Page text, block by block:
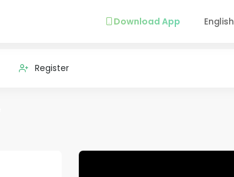
Download App English
Register